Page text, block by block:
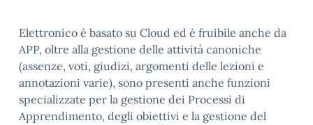
Elettronico è basato su Cloud ed è fruibile anche da
APP, oltre alla gestione delle attività canoniche
(assenze, voti, giudizi, argomenti delle lezioni e
annotazioni varie), sono presenti anche funzioni
specializzate per la gestione dei Processi di
Apprendimento, degli obiettivi e la gestione del